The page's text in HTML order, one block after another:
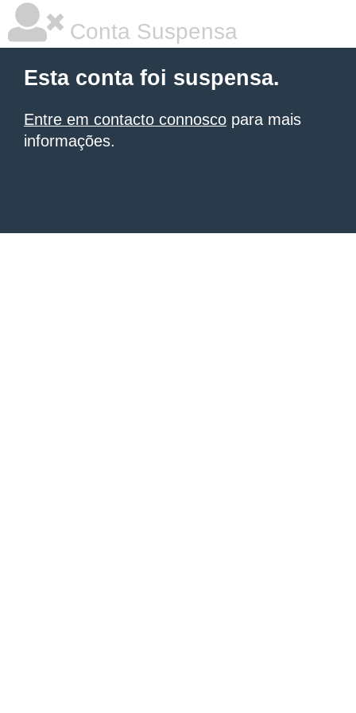
Conta Suspensa
Esta conta foi suspensa.
Entre em contacto connosco para mais
informações.